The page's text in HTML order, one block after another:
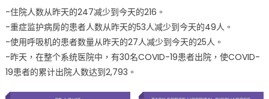
-住院人数从昨天的247减少到今天的216。
-重症监护病房的患者人数从昨天的53人减少到今天的49人。
-使用呼吸机的患者数量从昨天的27人减少到今天的25人。
-昨天，在整个系统医院中，有30名COVID-19患者出院，使COVID-
19患者的累计出院人数达到2,793。